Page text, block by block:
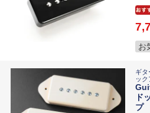
お
ギタ
ック
ド
プ